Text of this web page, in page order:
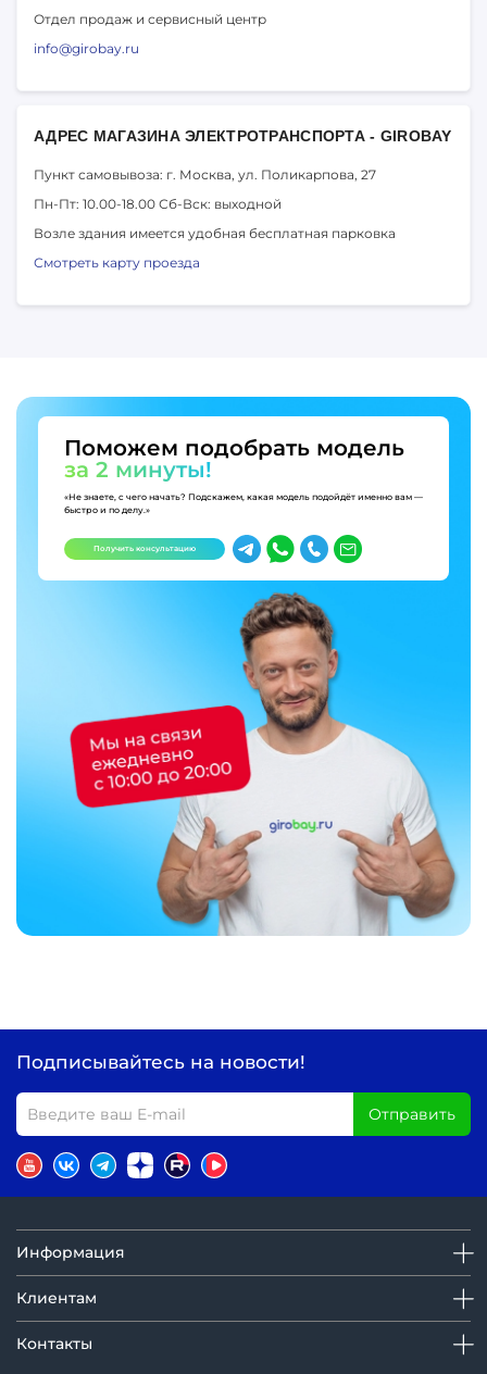
Отдел продаж и сервисный центр
info@girobay.ru
АДРЕС МАГАЗИНА ЭЛЕКТРОТРАНСПОРТА - GIROBAY
Пункт самовывоза: г. Москва, ул. Поликарпова, 27
Пн-Пт: 10.00-18.00 Сб-Вск: выходной
Возле здания имеется удобная бесплатная парковка
Смотреть карту проезда
Поможем подобрать модель
за 2 минуты!
«Не знаете, с чего начать? Подскажем, какая модель подойдёт именно вам —
быстро и по делу.»
Получить консультацию
Подписывайтесь на новости!
Отправить
Информация
Клиентам
Контакты